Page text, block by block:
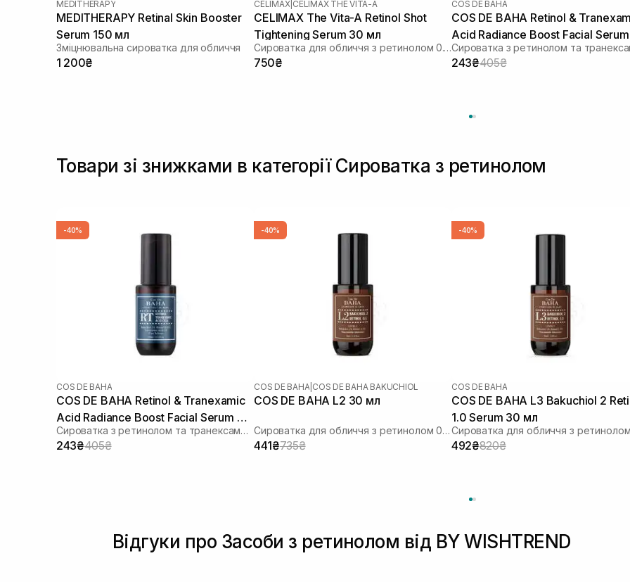
MEDITHERAPY
MEDITHERAPY Retinal Skin Booster
Serum 150 мл
Зміцнювальна сироватка для обличчя
1 200₴
CELIMAX CELIMAX THE VITA-A
CELIMAX The Vita-A Retinol Shot
Tightening Serum 30 мл
Сироватка для обличчя з ретинолом 0.1% і пептидами
750₴
COS DE BAHA
COS DE BAHA Retinol &
Acid Radiance Boost Facial Serum
30 мл
243₴405₴
Товари зі знижками в категорії Сироватка з ретинолом
-40%
COS DE BAHA
COS DE BAHA Retinol & Tranexamic
Acid Radiance Boost Facial Serum RT
30 мл
Сироватка з ретинолом та транексамовою кислотою
243₴405₴
-40%
COS DE BAHA COS DE BAHA BAKUCHIOL
COS DE BAHA L2 30 мл
Сироватка для обличчя з ретинолом 0,5% та бакучіолом 2%
441₴735₴
-40%
COS DE BAHA
COS DE BAHA L3 Bakuchiol 2 Retinol
1.0 Serum 30 мл
492₴820₴
Відгуки про Засоби з ретинолом від BY WISHTREND